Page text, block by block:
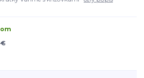
€